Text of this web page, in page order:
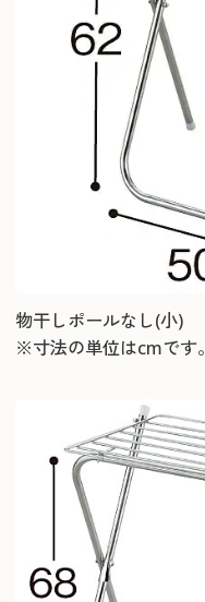
物干しポールなし(小)
※寸法の単位はcmです。